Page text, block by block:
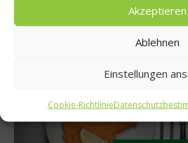
Akzeptieren
Ablehnen
Einstellungen
Cookie-Richtlinie
Was isst Deutschland